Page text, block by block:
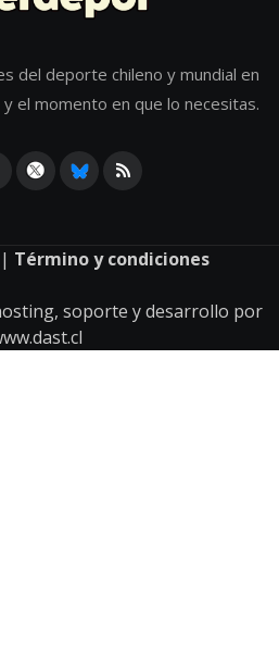
del deporte chileno y mundial en
el momento en que lo necesitas.
| Término y condiciones
soporte y desarrollo por